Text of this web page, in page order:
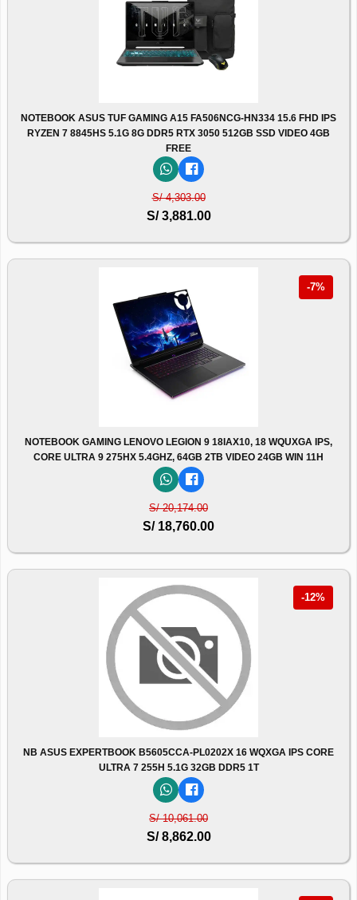
NOTEBOOK ASUS TUF GAMING A15 FA506NCG-HN334 15.6 FHD IPS
RYZEN 7 8845HS 5.1G 8G DDR5 RTX 3050 512GB SSD VIDEO 4GB
FREE
S/ 4,303.00
S/ 3,881.00
-7%
NOTEBOOK GAMING LENOVO LEGION 9 18IAX10, 18 WQUXGA IPS,
CORE ULTRA 9 275HX 5.4GHZ, 64GB 2TB VIDEO 24GB WIN 11H
S/ 20,174.00
S/ 18,760.00
-12%
NB ASUS EXPERTBOOK B5605CCA-PL0202X 16 WQXGA IPS CORE
ULTRA 7 255H 5.1G 32GB DDR5 1T
S/ 10,061.00
S/ 8,862.00